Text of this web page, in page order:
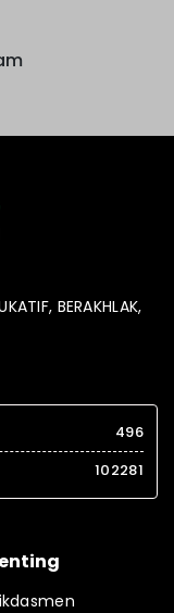
BERAKHLAK,
496
102281